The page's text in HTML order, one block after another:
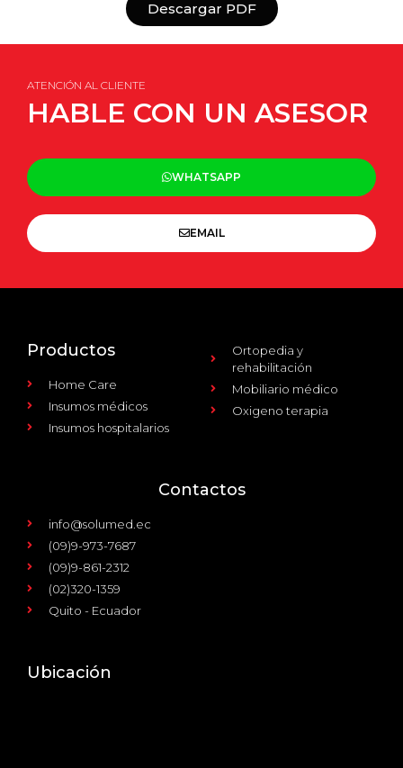
Descargar PDF
ATENCIÓN AL CLIENTE
HABLE CON UN ASESOR
WHATSAPP
EMAIL
Productos
Home Care
Insumos médicos
Insumos hospitalarios
Ortopedia y
rehabilitación
Mobiliario médico
Oxigeno terapia
Contactos
info@solumed.ec
(09)9-973-7687
(09)9-861-2312
(02)320-1359
Quito - Ecuador
Ubicación